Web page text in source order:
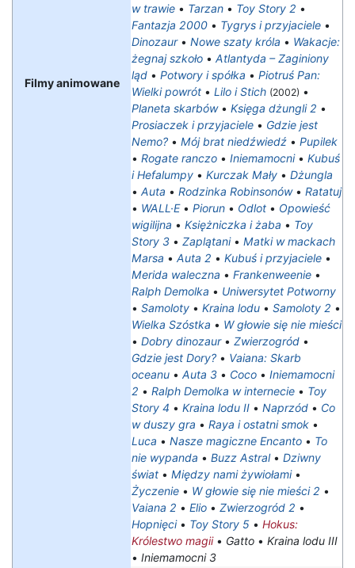
Filmy animowane
w trawie • Tarzan • Toy Story 2 •
Fantazja 2000 • Tygrys i przyjaciele •
Dinozaur• Nowe szaty króla • Wakacje:
żegnaj szkoło • Atlantyda – Zaginiony
ląd • Potwory i spółka • Piotruś Pan:
Wielki powrót • Lilo i Stich (2002) •
Planeta skarbów• Księga dżungli 2 •
Prosiaczek i przyjaciele • Gdzie jest
Nemo? • Mój brat niedźwiedź • Pupilek
• Rogate ranczo • Iniemamocni• Kubuś
i Hefalumpy • Kurczak Mały • Dżungla
• Auta • Rodzinka Robinsonów• Ratatuj
• WALL·E• Piorun • Odlot • Opowieść
wigilijna • Księżniczka i żaba • Toy
Story 3 • Zaplątani• Matki w mackach
Marsa • Auta 2 • Kubuś i przyjaciele •
Merida waleczna • Frankenweenie •
Ralph Demolka • Uniwersytet Potworny
• Samoloty • Kraina lodu • Samoloty 2 •
Wielka Szóstka • W głowie się nie mieści
• Dobry dinozaur• Zwierzogród •
Gdzie jest Dory? • Vaiana: Skarb
oceanu • Auta 3 • Coco • Iniemamocni
2 • Ralph Demolka w internecie • Toy
Story 4 • Kraina lodu II • Naprzód • Co
w duszy gra • Raya i ostatni smok •
Luca • Nasze magiczne Encanto • To
nie wypanda • Buzz Astral• Dziwny
świat • Między nami żywiołami•
Życzenie • W głowie się nie mieści 2 •
Vaiana 2 • Elio • Zwierzogród 2 •
Hopnięci• Toy Story 5 • Hokus:
Królestwo magii• Gatto • Kraina lodu III
• Iniemamocni 3